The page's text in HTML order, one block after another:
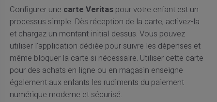
Configurer une carte Veritaspour votre enfant est un
processus simple. Dès réception de la carte, activez-la
et chargez un montant initial dessus. Vous pouvez
utiliser l'application dédiée pour suivre les dépenses et
même bloquer la carte si nécessaire. Utiliser cette carte
pour des achats en ligne ou en magasin enseigne
également aux enfants les rudiments du paiement
numérique moderne et sécurisé.